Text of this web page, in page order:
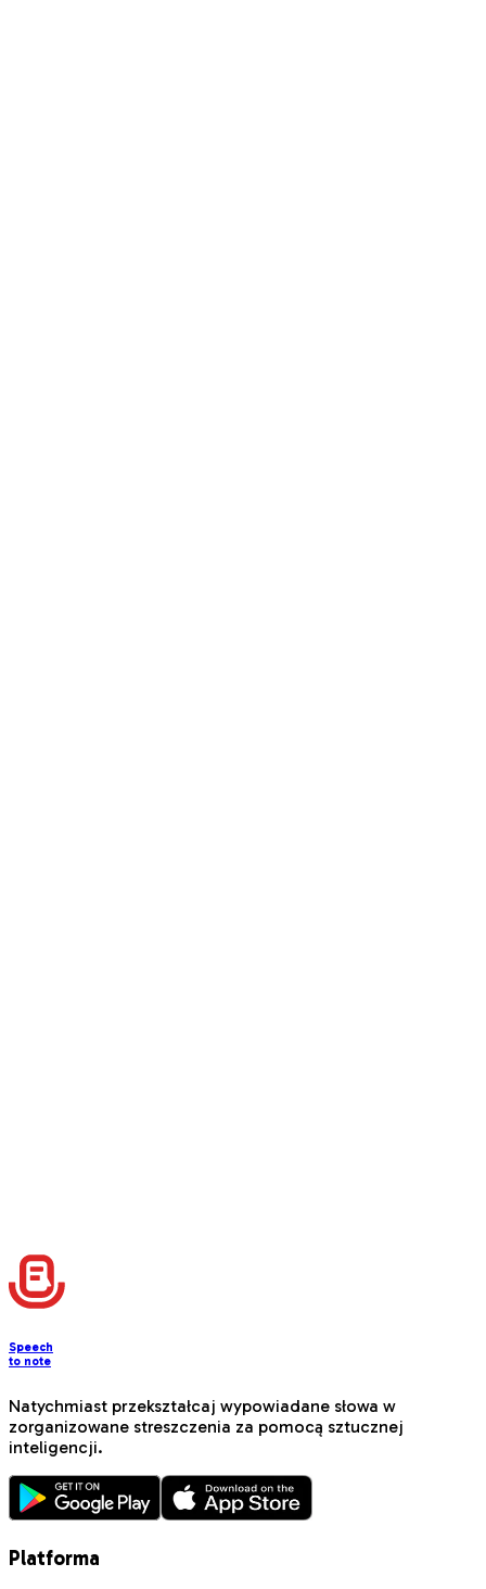
Speech
to note
Natychmiast przekształcaj wypowiadane słowa w
zorganizowane streszczenia za pomocą sztucznej
inteligencji.
Platforma